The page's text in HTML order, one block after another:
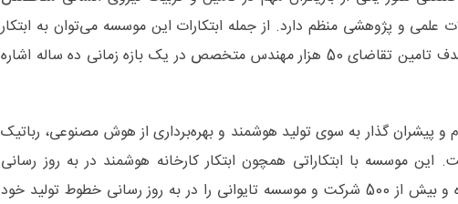
علمی و پژوهشی منظم دارد. از جمله ابتکارات این موسسه می‌توان به ابتکار
تعلیم استعدادهای نخبه نیمه‌هادی با هدف تامین تقاضای 50 هزار مهندس متخصص در یک بازه زمانی ده ساله اشاره
پیشران گذار به سوی تولید هوشمند و بهره‌برداری از هوش مصنوعی، رباتیک
موسسه با ابتکاراتی همچون ابتکار کارخانه هوشمند در به روز رسانی
کارخانه‌های بومی تایوان مشارکت نموده و بیش از 500 شرکت و موسسه تایوانی را در به روز رسانی خطوط تولید خود